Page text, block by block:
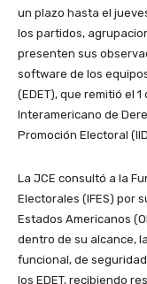
un plazo hasta el
los partidos,
presenten sus
software de los
(EDET), que remitió el
Interamericano de
Promoción Electoral
La JCE consultó a la
Electorales (IFES) por
Estados Americanos
dentro de su alcance,
funcional, de
los EDET, recibiendo